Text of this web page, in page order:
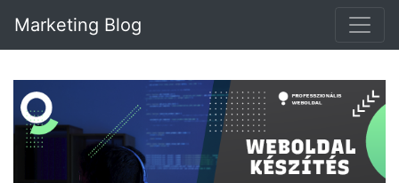
Marketing Blog